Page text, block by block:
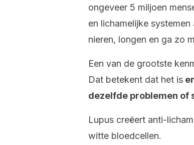
ongeveer 5 miljoen
en lichamelijke
nieren, longen en ga zo
Een van de grootste
Dat betekent dat het is
dezelfde problemen of
Lupus creëert anti-
witte bloedcellen.